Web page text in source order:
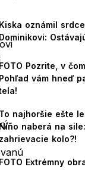
Kiska oznámil
Dominikovi:
FOTO Pozrite, v
Pohľad vám hneď
To najhoršie ešte
naberá na
zahrievacie kolo?!
FOTO Extrémny